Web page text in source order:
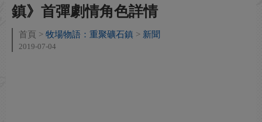
鎮》首彈劇情角色詳情
首頁 牧場物語：重聚礦石鎮 新聞
2019-07-04